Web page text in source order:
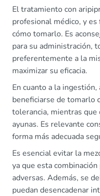
El tratamiento con
profesional médico, y
cómo tomarlo. Es
para su administración,
preferentemente a la
maximizar su eficacia.
En cuanto a la
beneficiarse de tomarlo
tolerancia, mientras
ayunas. Es relevante
forma más adecuada
Es esencial evitar la
ya que esta
adversas. Además, se
puedan desencadenar